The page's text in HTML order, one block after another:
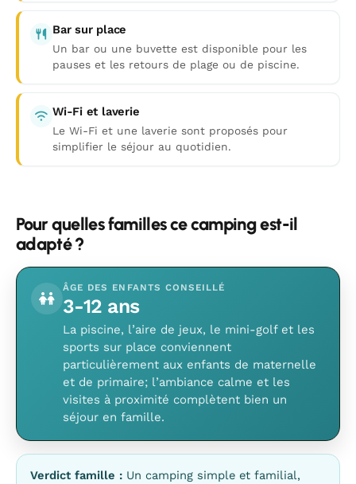
Bar sur place
Un bar ou une buvette est disponible pour les
pauses et les retours de plage ou de piscine.
Wi-Fi et laverie
Le Wi-Fi et une laverie sont proposés pour
simplifier le séjour au quotidien.
Pour quelles familles ce camping est-il
adapté ?
ÂGE DES ENFANTS CONSEILLÉ
3-12 ans
La piscine, l’aire de jeux, le mini-golf et les
sports sur place conviennent
particulièrement aux enfants de maternelle
et de primaire; l’ambiance calme et les
visites à proximité complètent bien un
séjour en famille.
Verdict famille : Un camping simple et familial,